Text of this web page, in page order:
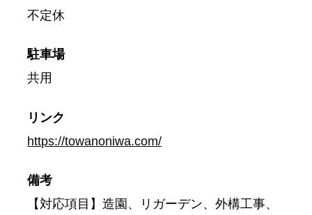
不定休
駐車場
共用
リンク
https://towanoniwa.com/
備考
【対応項目】造園、リガーデン、外構工事、